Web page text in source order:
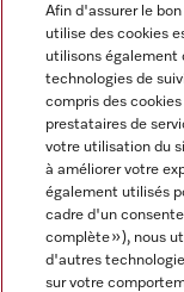
Langue
FRANCAIS
Miele sur Instagram
Miele sur
Afin d'assurer le
utilise des cookies
utilisons également
technologies de
compris des
prestataires de
votre utilisation du
à améliorer votre
également utilisés
cadre d'un
complète »), nous
d'autres
sur votre